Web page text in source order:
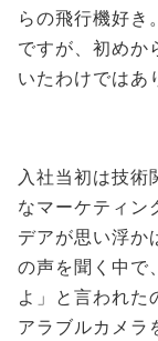
らの飛行機好き
ですが、初めか
いたわけではあ
入社当初は技術
なマーケティン
デアが思い浮か
の声を聞く中で
よ」と言われた
アラブルカメラ